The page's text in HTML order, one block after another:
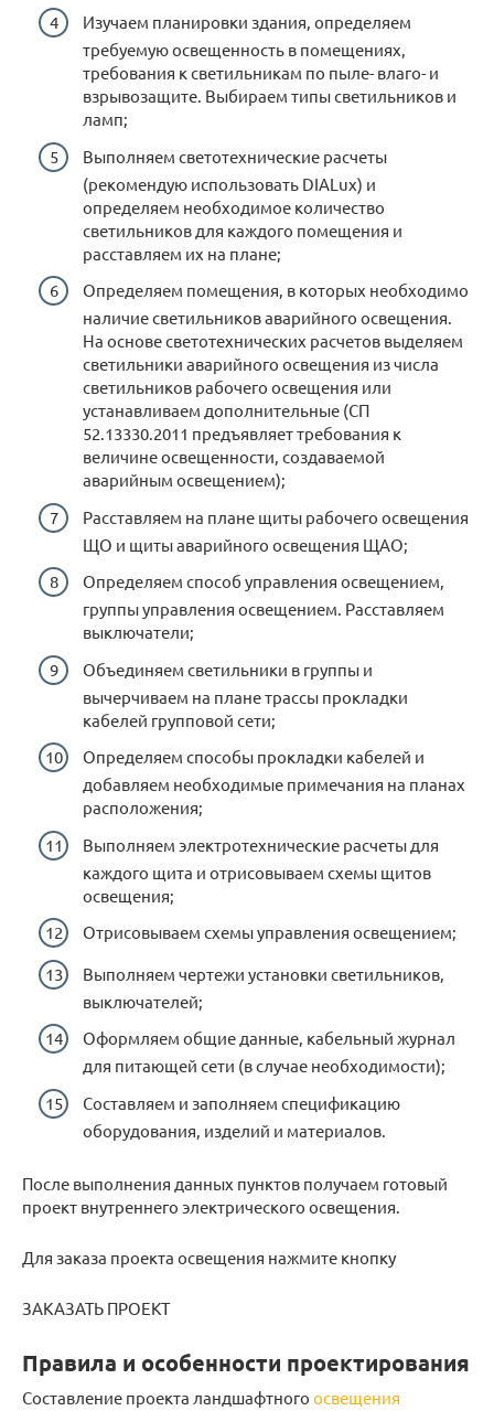
Изучаем планировки здания, определяем
требуемую освещенность в помещениях,
требования к светильникам по пыле- влаго- и
взрывозащите. Выбираем типы светильников и
ламп;
Выполняем светотехнические расчеты
(рекомендую использовать DIALux) и
определяем необходимое количество
светильников для каждого помещения и
расставляем их на плане;
Определяем помещения, в которых необходимо
наличие светильников аварийного освещения.
На основе светотехнических расчетов выделяем
светильники аварийного освещения из числа
светильников рабочего освещения или
устанавливаем дополнительные (СП
52.13330.2011 предъявляет требования к
величине освещенности, создаваемой
аварийным освещением);
Расставляем на плане щиты рабочего освещения
ЩО и щиты аварийного освещения ЩАО;
Определяем способ управления освещением,
группы управления освещением. Расставляем
выключатели;
Объединяем светильники в группы и
вычерчиваем на плане трассы прокладки
кабелей групповой сети;
Определяем способы прокладки кабелей и
добавляем необходимые примечания на планах
расположения;
Выполняем электротехнические расчеты для
каждого щита и отрисовываем схемы щитов
освещения;
Отрисовываем схемы управления освещением;
Выполняем чертежи установки светильников,
выключателей;
Оформляем общие данные, кабельный журнал
для питающей сети (в случае необходимости);
Составляем и заполняем спецификацию
оборудования, изделий и материалов.
После выполнения данных пунктов получаем готовый
проект внутреннего электрического освещения.
Для заказа проекта освещения нажмите кнопку
ЗАКАЗАТЬ ПРОЕКТ
Правила и особенности проектирования
Составление проекта ландшафтного освещения